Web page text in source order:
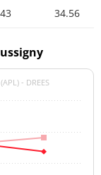
34.56
- DREES